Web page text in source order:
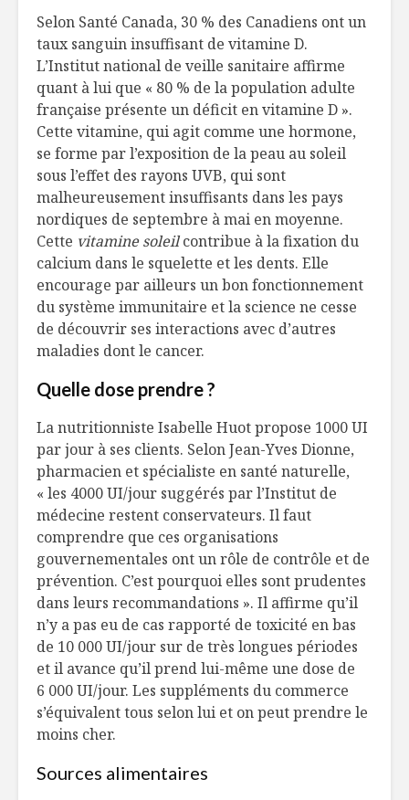
Selon Santé Canada, 30 % des Canadiens ont un
taux sanguin insuffisant de vitamine D.
L’Institut national de veille sanitaire affirme
quant à lui que « 80 % de la population adulte
française présente un déficit en vitamine D ».
Cette vitamine, qui agit comme une hormone,
se forme par l’exposition de la peau au soleil
sous l’effet des rayons UVB, qui sont
malheureusement insuffisants dans les pays
nordiques de septembre à mai en moyenne.
Cette vitamine soleilcontribue à la fixation du
calcium dans le squelette et les dents. Elle
encourage par ailleurs un bon fonctionnement
du système immunitaire et la science ne cesse
de découvrir ses interactions avec d’autres
maladies dont le cancer.
Quelle dose prendre ?
La nutritionniste Isabelle Huot propose 1000 UI
par jour à ses clients. Selon Jean-Yves Dionne,
pharmacien et spécialiste en santé naturelle,
« les 4000 UI/jour suggérés par l’Institut de
médecine restent conservateurs. Il faut
comprendre que ces organisations
gouvernementales ont un rôle de contrôle et de
prévention. C’est pourquoi elles sont prudentes
dans leurs recommandations ». Il affirme qu’il
n’y a pas eu de cas rapporté de toxicité en bas
de 10 000 UI/jour sur de très longues périodes
et il avance qu’il prend lui-même une dose de
6 000 UI/jour. Les suppléments du commerce
s’équivalent tous selon lui et on peut prendre le
moins cher.
Sources alimentaires
Les gestes de la
dernière chance
Pommes cuites au
foin et laquées à
l’érable
Courge musquée
confite
et glace minute
Les 8
voter !